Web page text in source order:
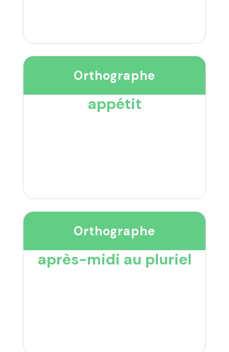
Orthographe
appétit
Orthographe
après-midi au pluriel